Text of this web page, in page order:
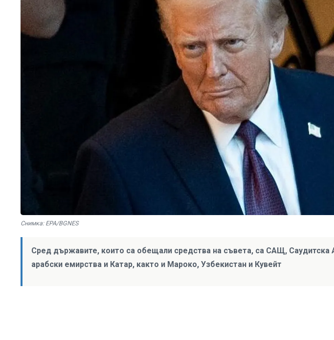
Снимка: EPA/BGNES
Сред държавите, които са обещали средства на съвета, са САЩ, Саудитска
арабски емирства и Катар, както и Мароко, Узбекистан и Кувейт